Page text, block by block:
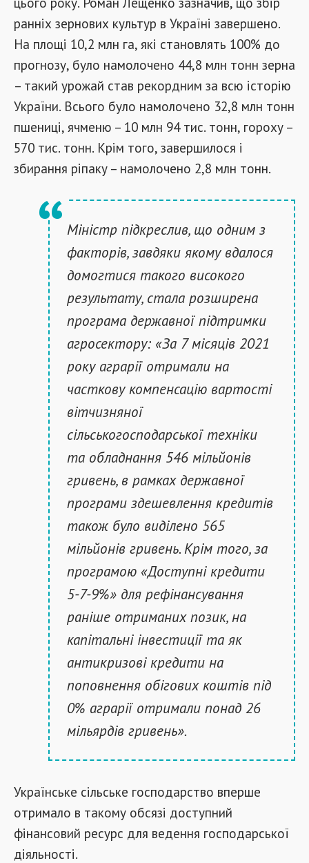
ранніх зернових культур в Україні завершено.
На площі 10,2 млн га, які становлять 100% до
прогнозу, було намолочено 44,8 млн тонн зерна
– такий урожай став рекордним за всю історію
України. Всього було намолочено 32,8 млн тонн
пшениці, ячменю – 10 млн 94 тис. тонн, гороху –
570 тис. тонн. Крім того, завершилося і
збирання ріпаку – намолочено 2,8 млн тонн.
Міністр підкреслив, що одним з
факторів, завдяки якому вдалося
домогтися такого високого
результату, стала розширена
програма державної підтримки
агросектору: «За 7 місяців 2021
року аграрії отримали на
часткову компенсацію вартості
вітчизняної
сільськогосподарської техніки
та обладнання 546 мільйонів
гривень, в рамках державної
програми здешевлення кредитів
також було виділено 565
мільйонів гривень. Крім того, за
програмою «Доступні кредити
5-7-9%» для рефінансування
раніше отриманих позик, на
капітальні інвестиції та як
антикризові кредити на
поповнення обігових коштів під
0% аграрії отримали понад 26
мільярдів гривень».
Українське сільське господарство вперше
отримало в такому обсязі доступний
фінансовий ресурс для ведення господарської
діяльності.